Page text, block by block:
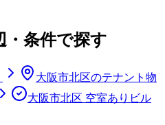
・条件で探す
大阪市北区のテナント物
大阪市北区 空室ありビル